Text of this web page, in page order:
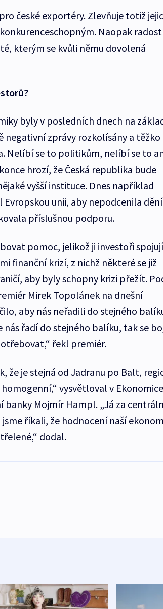
české exportéry. Zlevňuje totiž
Naopak radost
kterým se kvůli němu dovolená
byly v posledních dnech na
zprávy rozkolísány a těžko
Nelíbí se to politikům, nelíbí se to
hrozí, že Česká republika bude
vyšší instituce. Dnes například
unii, aby nepodcenila
příslušnou podporu.
pomoc, jelikož ji investoři
finanční krizí, z nichž některé se již
aby byly schopny krizi přežít.
Mirek Topolánek na dnešní
aby nás neřadili do stejného
řadí do stejného balíku, tak se
řekl premiér.
že je stejná od Jadranu po Balt,
vysvětloval v Ekonomice
banky Mojmír Hampl. „Já za
říkali, že hodnocení naší
dodal.